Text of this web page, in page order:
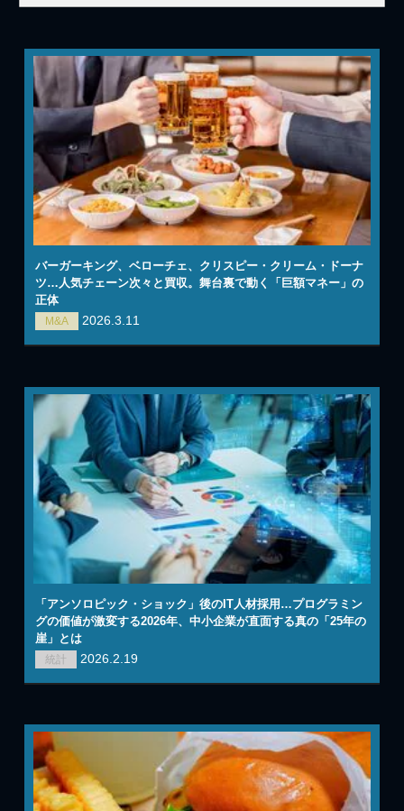
バーガーキング、ベローチェ、クリスピー・クリーム・ドーナ
ツ…人気チェーン次々と買収。舞台裏で動く「巨額マネー」の
正体
M&A
2026.3.11
「アンソロピック・ショック」後のIT人材採用…プログラミン
グの価値が激変する2026年、中小企業が直面する真の「25年の
崖」とは
統計
2026.2.19